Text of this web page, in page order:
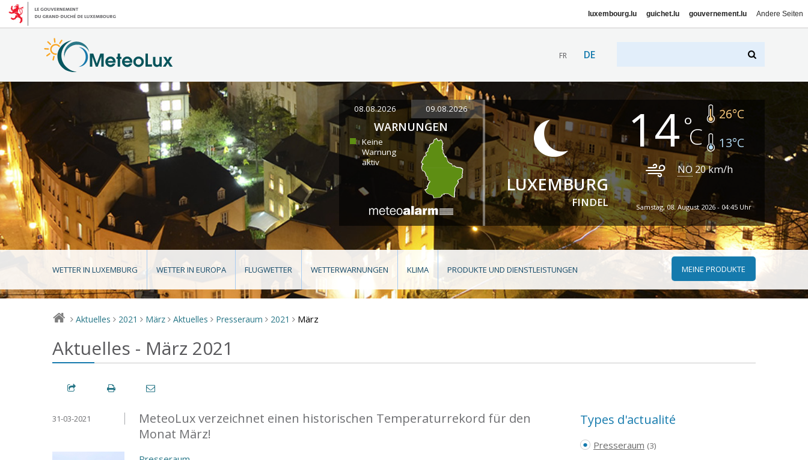
luxembourg.lu guichet.lu gouvernement.lu Andere Seiten
FR DE
08.08.2026 09.08.2026
WARNUNGEN
Keine
Warnung
aktiv
LUXEMBURG
FINDEL
14 26°C
13°C
NO 20km/h
Samstag, 08. August 2026 - 04:45 Uhr
WETTER IN LUXEMBURG WETTER IN EUROPA FLUGWETTER WETTERWARNUNGEN KLIMA PRODUKTE UND DIENSTLEISTUNGEN MEINE PRODUKTE
> Aktuelles > 2021 > März > Aktuelles > Presseraum > 2021 > März
Aktuelles - März 2021
MeteoLux verzeichnet einen historischen Temperaturrekord für den
Monat März!
31-03-2021 Types d'actualité
Presseraum (3)